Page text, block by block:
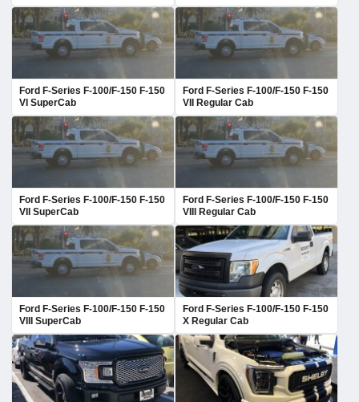
Ford F-Series F-100/F-150 F-150
VI SuperCab
Ford F-Series F-100/F-150 F-150
VII Regular Cab
Ford F-Series F-100/F-150 F-150
VII SuperCab
Ford F-Series F-100/F-150 F-150
VIII Regular Cab
Ford F-Series F-100/F-150 F-150
VIII SuperCab
Ford F-Series F-100/F-150 F-150
X Regular Cab